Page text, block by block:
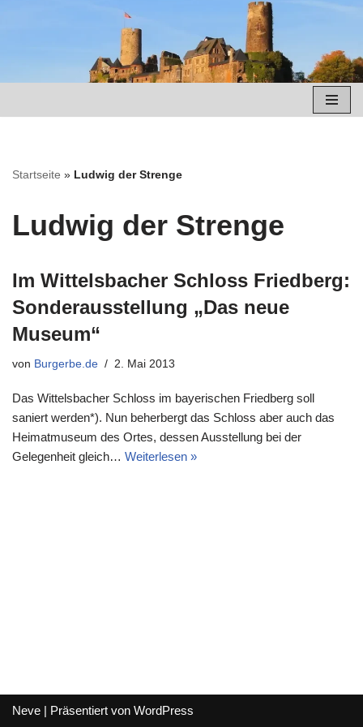
springen
Startseite » Ludwig der Strenge
Ludwig der Strenge
Im Wittelsbacher Schloss Friedberg:
Sonderausstellung „Das neue
Museum“
von Burgerbe.de 2. Mai 2013
Das Wittelsbacher Schloss im bayerischen Friedberg soll
saniert werden*). Nun beherbergt das Schloss aber auch das
Heimatmuseum des Ortes, dessen Ausstellung bei der
Gelegenheit gleich… Weiterlesen »
Neve | Präsentiert von WordPress